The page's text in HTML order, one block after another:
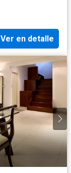
Ver en detalle